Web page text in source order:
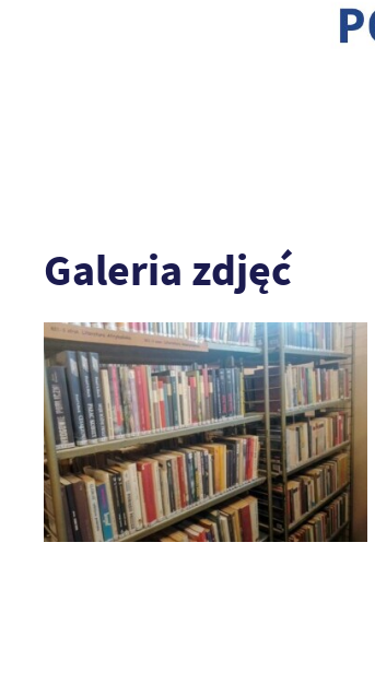
Galeria zdjęć